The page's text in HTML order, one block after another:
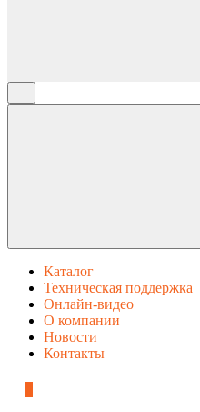
Каталог
Техническая поддержка
Онлайн-видео
О компании
Новости
Контакты